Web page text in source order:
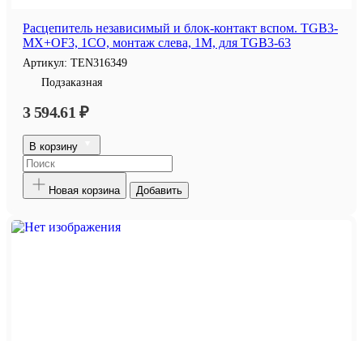
Расцепитель независимый и блок-контакт вспом. TGB3-
MX+OF3, 1CO, монтаж слева, 1M, для TGB3-63
Артикул: TEN316349
Подзаказная
3 594.61 ₽
В корзину
Новая корзина Добавить